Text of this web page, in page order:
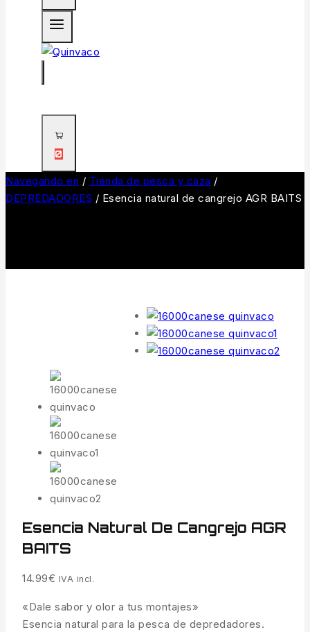
0
Navegando en / Tienda de pesca y caza /
DEPREDADORES / Esencia natural de cangrejo AGR BAITS
Esencia Natural De Cangrejo AGR
BAITS
14.99€ IVA incl.
«Dale sabor y olor a tus montajes»
Esencia natural para la pesca de depredadores.